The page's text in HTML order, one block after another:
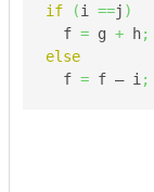
if (i ==j )
  f
= g + h;
else
  f
= f – i ;